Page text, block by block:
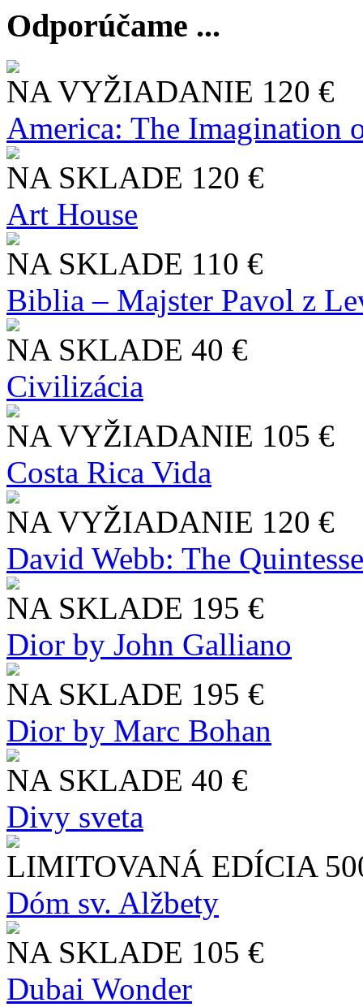
Odporúčame ...
NA VYŽIADANIE 120 €
America: The Imagination
NA SKLADE 120 €
Art House
NA SKLADE 110 €
Biblia – Majster Pavol z
NA SKLADE 40 €
Civilizácia
NA VYŽIADANIE 105 €
Costa Rica Vida
NA VYŽIADANIE 120 €
David Webb: The
NA SKLADE 195 €
Dior by John Galliano
NA SKLADE 195 €
Dior by Marc Bohan
NA SKLADE 40 €
Divy sveta
LIMITOVANÁ EDÍCIA
Dóm sv. Alžbety
NA SKLADE 105 €
Dubai Wonder